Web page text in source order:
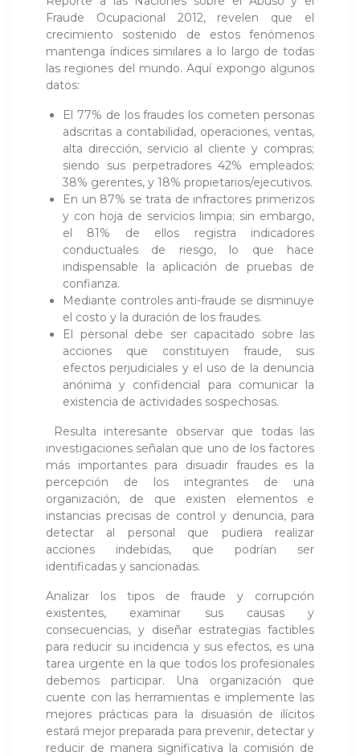
Fraude Ocupacional 2012, revelen que el
crecimiento sostenido de estos fenómenos
mantenga índices similares a lo largo de todas
las regiones del mundo. Aquí expongo algunos
datos:
El 77% de los fraudes los cometen personas
adscritas a contabilidad, operaciones, ventas,
alta dirección, servicio al cliente y compras;
siendo sus perpetradores 42% empleados;
38% gerentes, y 18% propietarios/ejecutivos.
En un 87% se trata de infractores primerizos
y con hoja de servicios limpia; sin embargo,
el 81% de ellos registra indicadores
conductuales de riesgo, lo que hace
indispensable la aplicación de pruebas de
confianza.
Mediante controles anti-fraude se disminuye
el costo y la duración de los fraudes.
El personal debe ser capacitado sobre las
acciones que constituyen fraude, sus
efectos perjudiciales y el uso de la denuncia
anónima y confidencial para comunicar la
existencia de actividades sospechosas.
Resulta interesante observar que todas las
investigaciones señalan que uno de los factores
más importantes para disuadir fraudes es la
percepción de los integrantes de una
organización, de que existen elementos e
instancias precisas de control y denuncia, para
detectar al personal que pudiera realizar
acciones indebidas, que podrían ser
identificadas y sancionadas.
Analizar los tipos de fraude y corrupción
existentes, examinar sus causas y
consecuencias, y diseñar estrategias factibles
para reducir su incidencia y sus efectos, es una
tarea urgente en la que todos los profesionales
debemos participar. Una organización que
cuente con las herramientas e implemente las
mejores prácticas para la disuasión de ilícitos
estará mejor preparada para prevenir, detectar y
reducir de manera significativa la comisión de